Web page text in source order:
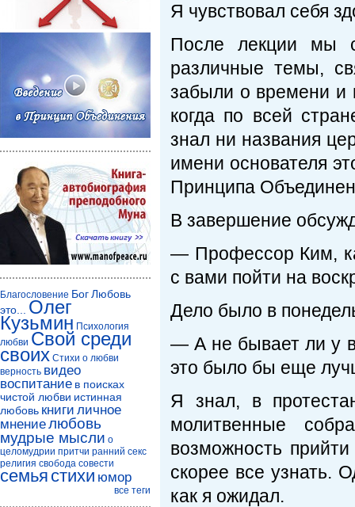
Я чувствовал себя
После лекции мы
различные темы,
забыли о времени и
когда по всей
знал ни названия
имени основателя
Принципа
В завершение
— Профессор Ким,
с вами пойти на
Дело было в
— А не бывает ли у
это было бы еще
Я знал, в
молитвенные
возможность
скорее все узнать.
как я ожидал.
Благословение БогЛюбовь
это...
Олег
Кузьмин Психология
любви Свой среди
своих Стихи о любви
верность видео
воспитание в поисках
чистой любви истинная
любовь книги личное
мнениелюбовь
мудрые мысли о
целомудрии притчи ранний секс
религия свобода совести
семья стихи юмор
все теги